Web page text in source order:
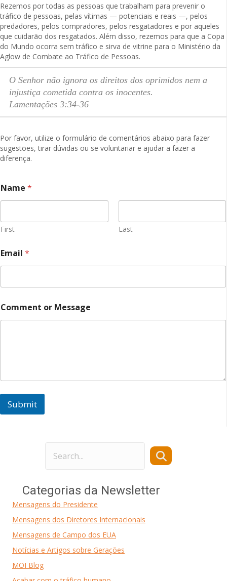
Rezemos por todas as pessoas que trabalham para prevenir o
tráfico de pessoas, pelas vítimas — potenciais e reais —, pelos
predadores, pelos compradores, pelos resgatadores e por aqueles
que cuidarão dos resgatados. Além disso, rezemos para que a Copa
do Mundo ocorra sem tráfico e sirva de vitrine para o Ministério da
Aglow de Combate ao Tráfico de Pessoas.
O Senhor não ignora os direitos dos oprimidos nem a
injustiça cometida contra os inocentes.
Lamentações 3:34-36
Por favor, utilize o formulário de comentários abaixo para fazer
sugestões, tirar dúvidas ou se voluntariar e ajudar a fazer a
diferença.
r
E
a
i
C
o
m
e
t
Name *
First Last
Email *
Comment or Message
Submit
Categorias da Newsletter
Mensagens do Presidente
Mensagens dos Diretores Internacionais
Mensagens de Campo dos EUA
Notícias e Artigos sobre Gerações
MOI Blog